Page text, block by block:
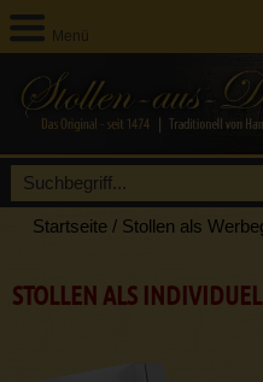
Menü
Startseite / Stollen als